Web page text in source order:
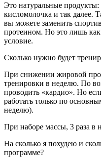
Это натуральные
кисломолочка и так далее.
вы можете заменить
протеином. Но это лишь как
условие.
Сколько нужно будет
При снижении жировой
тренировки в неделю. По
проводить «кардио». Но
работать только по
неделю).
При наборе массы, 3 раза в
На сколько я похудею и
программе?